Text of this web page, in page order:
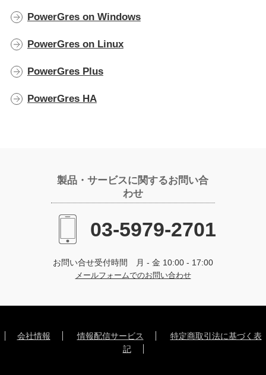
PowerGres on Windows
PowerGres on Linux
PowerGres Plus
PowerGres HA
製品・サービスに関するお問い合
わせ
03-5979-2701
お問い合せ受付時間 月 - 金 10:00 - 17:00
メールフォームでのお問い合わせ
会社情報 情報配信サービス
特定商取引法に基づく表
記